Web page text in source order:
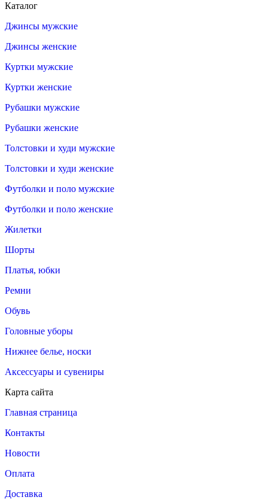
Каталог
Джинсы мужские
Джинсы женские
Куртки мужские
Куртки женские
Рубашки мужские
Рубашки женские
Толстовки и худи мужские
Толстовки и худи женские
Футболки и поло мужские
Футболки и поло женские
Жилетки
Шорты
Платья, юбки
Ремни
Обувь
Головные уборы
Нижнее белье, носки
Аксессуары и сувениры
Карта сайта
Главная страница
Контакты
Новости
Оплата
Доставка